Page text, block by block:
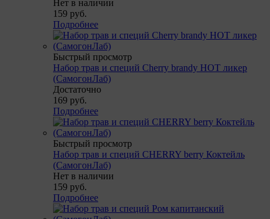
Нет в наличии
159 руб.
Подробнее
Быстрый просмотр
Набор трав и специй Cherry brandy HOT ликер
(СамогонЛаб)
Достаточно
169 руб.
Подробнее
Быстрый просмотр
Набор трав и специй CHERRY berry Коктейль
(СамогонЛаб)
Нет в наличии
159 руб.
Подробнее